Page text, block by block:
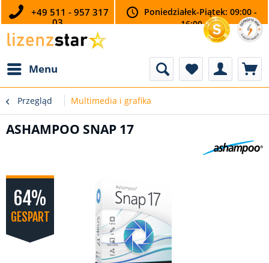
+49 511 - 957 317
03
Poniedziałek-Piątek: 09:00 -
16:00
Menu
Przegląd Multimedia i grafika
ASHAMPOO SNAP 17
64%
GESPART